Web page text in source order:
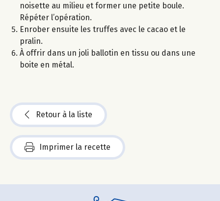
noisette au milieu et former une petite boule.
Répéter l’opération.
Enrober ensuite les truffes avec le cacao et le
pralin.
À offrir dans un joli ballotin en tissu ou dans une
boite en métal.
Retour à la liste
Imprimer la recette